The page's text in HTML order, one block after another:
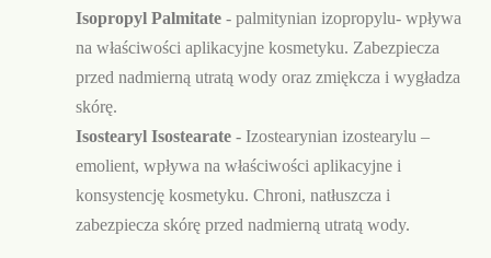
Isopropyl Palmitate - palmitynian izopropylu- wpływa
na właściwości aplikacyjne kosmetyku. Zabezpiecza
przed nadmierną utratą wody oraz zmiękcza i wygładza
skórę.
Isostearyl Isostearate - Izostearynian izostearylu –
emolient, wpływa na właściwości aplikacyjne i
konsystencję kosmetyku. Chroni, natłuszcza i
zabezpiecza skórę przed nadmierną utratą wody.